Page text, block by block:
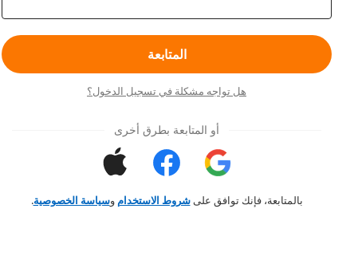
المتابعة
هل تواجه مشكلة في تسجيل الدخول؟
أو المتابعة بطرق أخرى
بالمتابعة، فإنك توافق علىشروط الاستخدام وسياسة الخصوصية.